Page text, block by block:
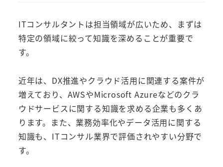
ITコンサルタントは担当領域が広いため、まずは
特定の領域に絞って知識を深めることが重要で
す。
近年は、DX推進やクラウド活用に関連する案件が
増えており、AWSやMicrosoft Azureなどのクラ
ウドサービスに関する知識を求める企業も多くあ
ります。また、業務効率化やデータ活用に関する
知識も、ITコンサル業界で評価されやすい分野で
す。